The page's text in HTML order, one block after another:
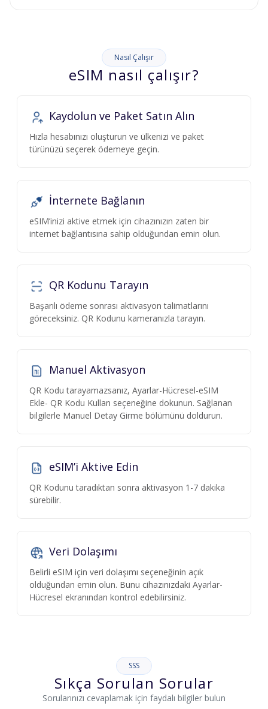
Nasıl Çalışır
eSIM nasıl çalışır?
Kaydolun ve Paket Satın Alın
Hızla hesabınızı oluşturun ve ülkenizi ve paket
türünüzü seçerek ödemeye geçin.
İnternete Bağlanın
eSIM’inizi aktive etmek için cihazınızın zaten bir
internet bağlantısına sahip olduğundan emin olun.
QR Kodunu Tarayın
Başarılı ödeme sonrası aktivasyon talimatlarını
göreceksiniz. QR Kodunu kameranızla tarayın.
Manuel Aktivasyon
QR Kodu tarayamazsanız, Ayarlar-Hücresel-eSIM
Ekle- QR Kodu Kullan seçeneğine dokunun. Sağlanan
bilgilerle Manuel Detay Girme bölümünü doldurun.
eSIM’i Aktive Edin
QR Kodunu taradıktan sonra aktivasyon 1-7 dakika
sürebilir.
Veri Dolaşımı
Belirli eSIM için veri dolaşımı seçeneğinin açık
olduğundan emin olun. Bunu cihazınızdaki Ayarlar-
Hücresel ekranından kontrol edebilirsiniz.
SSS
Sıkça Sorulan Sorular
Sorularınızı cevaplamak için faydalı bilgiler bulun